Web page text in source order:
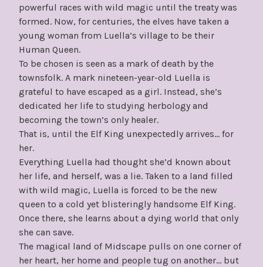
powerful races with wild magic until the treaty was
formed. Now, for centuries, the elves have taken a
young woman from Luella’s village to be their
Human Queen.
To be chosen is seen as a mark of death by the
townsfolk. A mark nineteen-year-old Luella is
grateful to have escaped as a girl. Instead, she’s
dedicated her life to studying herbology and
becoming the town’s only healer.
That is, until the Elf King unexpectedly arrives… for
her.
Everything Luella had thought she’d known about
her life, and herself, was a lie. Taken to a land filled
with wild magic, Luella is forced to be the new
queen to a cold yet blisteringly handsome Elf King.
Once there, she learns about a dying world that only
she can save.
The magical land of Midscape pulls on one corner of
her heart, her home and people tug on another… but